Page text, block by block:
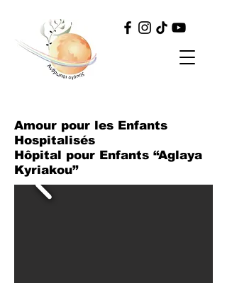
Amour pour les Enfants
Hospitalisés
Hôpital pour Enfants “Aglaya
Kyriakou”